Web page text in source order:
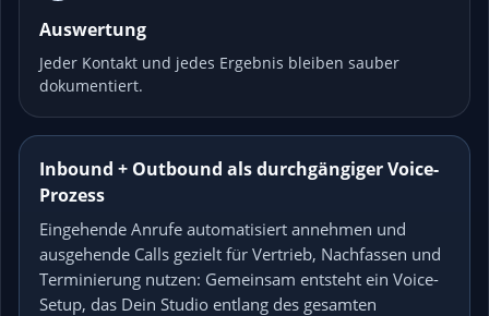
Auswertung
Jeder Kontakt und jedes Ergebnis bleiben sauber
dokumentiert.
Inbound + Outbound als durchgängiger Voice-
Prozess
Eingehende Anrufe automatisiert annehmen und
ausgehende Calls gezielt für Vertrieb, Nachfassen und
Terminierung nutzen: Gemeinsam entsteht ein Voice-
Setup, das Dein Studio entlang des gesamten